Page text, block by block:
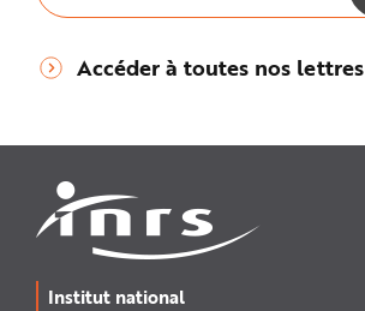
Accéder à toutes nos lettres
Institut national